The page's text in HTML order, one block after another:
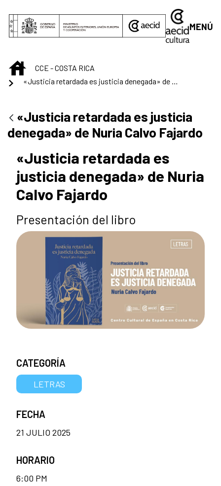
MENÚ
INICIO
CCE - COSTA RICA
«Justicia retardada es justicia
denegada» de Nuria Calvo Fajardo
«Justicia retardada es
justicia denegada» de Nuria
Calvo Fajardo
Presentación del libro
CATEGORÍA
LETRAS
FECHA
21 JULIO 2025
HORARIO
6:00 PM